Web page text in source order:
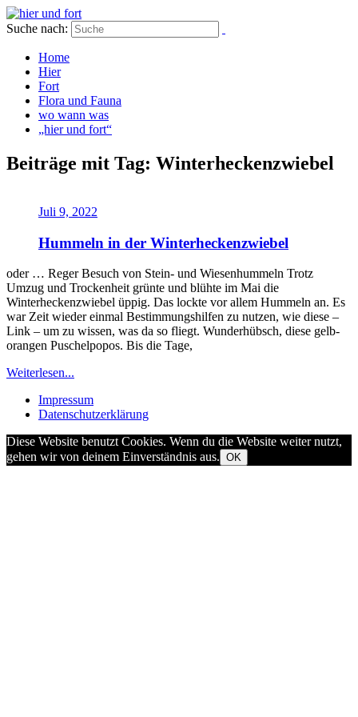
Suche nach:
Home
Hier
Fort
Flora und Fauna
wo wann was
„hier und fort“
Beiträge mit Tag: Winterheckenzwiebel
Juli 9, 2022
Hummeln in der Winterheckenzwiebel
oder … Reger Besuch von Stein- und Wiesenhummeln Trotz
Umzug und Trockenheit grünte und blühte im Mai die
Winterheckenzwiebel üppig. Das lockte vor allem Hummeln an. Es
war Zeit wieder einmal Bestimmungshilfen zu nutzen, wie diese –
Link – um zu wissen, was da so fliegt. Wunderhübsch, diese gelb-
orangen Puschelpopos. Bis die Tage,
Weiterlesen...
Impressum
Datenschutzerklärung
Diese Website benutzt Cookies. Wenn du die Website weiter nutzt,
gehen wir von deinem Einverständnis aus. OK